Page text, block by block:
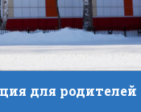
для родителей